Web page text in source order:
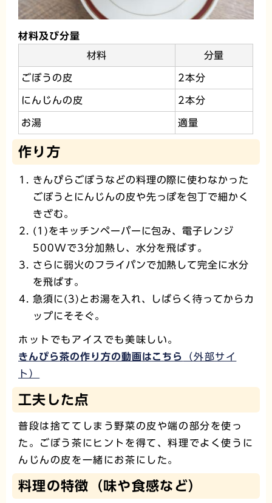
材料及び分量
材料
分量
ごぼうの皮 2本分
にんじんの皮 2本分
お湯 適量
作り方
きんぴらごぼうなどの料理の際に使わなかった
ごぼうとにんじんの皮や先っぽを包丁で細かく
きざむ。
(1)をキッチンペーパーに包み、電子レンジ
500Wで3分加熱し、水分を飛ばす。
さらに弱火のフライパンで加熱して完全に水分
を飛ばす。
急須に(3)とお湯を入れ、しばらく待ってからカ
ップにそそぐ。
ホットでもアイスでも美味しい。
きんぴら茶の作り方の動画はこちら
（外部サイ
ト）
工夫した点
普段は捨ててしまう野菜の皮や端の部分を使っ
た。ごぼう茶にヒントを得て、料理でよく使うに
んじんの皮を一緒にお茶にした。
料理の特徴（味や食感など）